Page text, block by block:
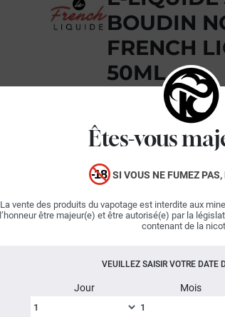
Êtes-vous
SI VOUS NE FUMEZ PAS,
La vente des produits du vapotage est interdite aux
l’honneur être majeur(e) et être autorisé(e) par la
contenant de la
VEUILLEZ SAISIR VOTRE DATE
Jour Mois
BOUDIN
FRENCH
50ML
Vanille - Noisette - Noix de
La déclinaison noire des fameux
French liquides’impose d’emblée
recettes les plus décadentes de la
douce crème vanillée dans
noisettes grillées et denoix de
vape… Une overdose de